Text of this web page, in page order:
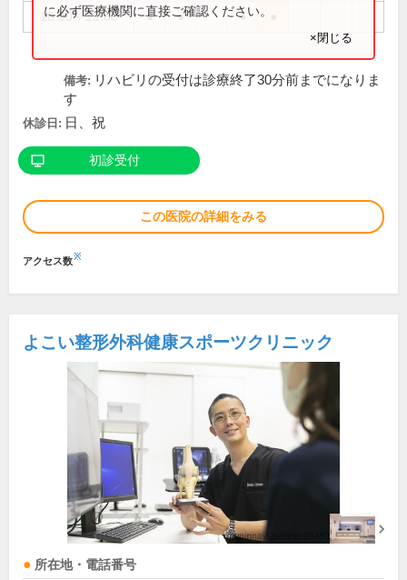
16:00～19:00 ● ● ●
に必ず医療機関に直接ご確認ください。
×閉じる
備考: リハビリの受付は診療終了30分前までになりま
す
休診日: 日、祝
初診受付
この医院の詳細をみる
アクセス数※
よこい整形外科健康スポーツクリニック
所在地・電話番号